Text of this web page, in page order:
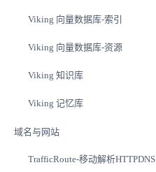
Viking 向量数据库-索引
Viking 向量数据库-资源
Viking 知识库
Viking 记忆库
域名与网站
TrafficRoute-移动解析HTTPDNS